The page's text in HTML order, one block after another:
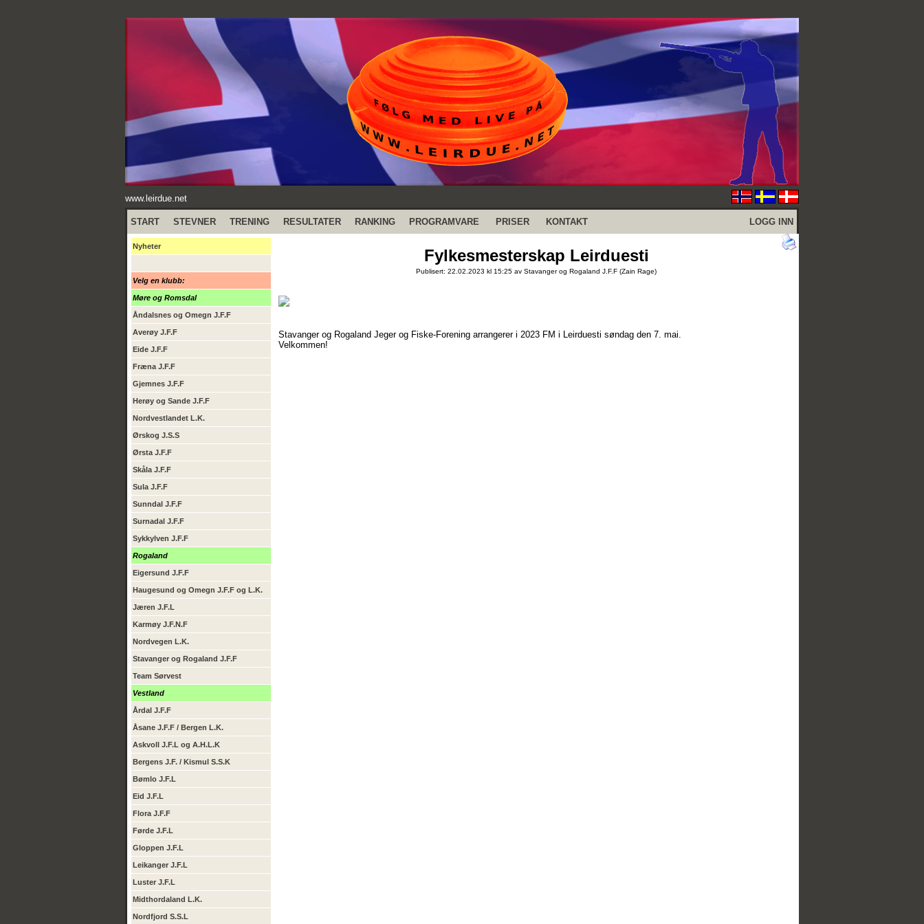
www.leirdue.net
START STEVNER TRENING RESULTATER RANKING PROGRAMVARE PRISER KONTAKT LOGG INN
Nyheter
Velg en klubb:
Møre og Romsdal
Åndalsnes og Omegn J.F.F
Averøy J.F.F
Eide J.F.F
Fræna J.F.F
Gjemnes J.F.F
Herøy og Sande J.F.F
Nordvestlandet L.K.
Ørskog J.S.S
Ørsta J.F.F
Skåla J.F.F
Sula J.F.F
Sunndal J.F.F
Surnadal J.F.F
Sykkylven J.F.F
Rogaland
Eigersund J.F.F
Haugesund og Omegn J.F.F og L.K.
Jæren J.F.L
Karmøy J.F.N.F
Nordvegen L.K.
Stavanger og Rogaland J.F.F
Team Sørvest
Vestland
Årdal J.F.F
Åsane J.F.F / Bergen L.K.
Askvoll J.F.L og A.H.L.K
Bergens J.F. / Kismul S.S.K
Bømlo J.F.L
Eid J.F.L
Flora J.F.F
Førde J.F.L
Gloppen J.F.L
Leikanger J.F.L
Luster J.F.L
Midthordaland L.K.
Nordfjord S.S.L
Fylkesmesterskap Leirduesti
Publisert: 22.02.2023 kl 15:25 av Stavanger og Rogaland J.F.F (Zain Rage)
Stavanger og Rogaland Jeger og Fiske-Forening arrangerer i 2023 FM i Leirduesti søndag den 7. mai.
Velkommen!